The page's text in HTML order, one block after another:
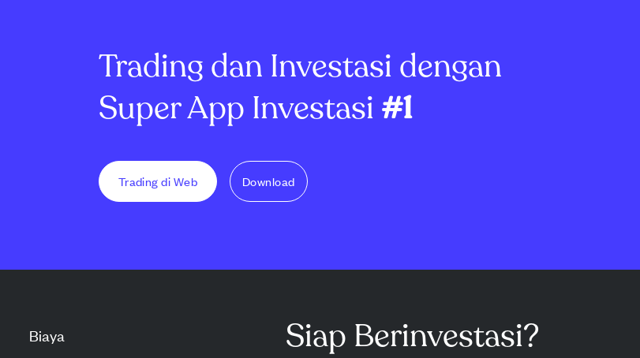
Trading dan Investasi dengan
Super App Investasi #1
Trading di Web Download
Biaya Siap Berinvestasi?